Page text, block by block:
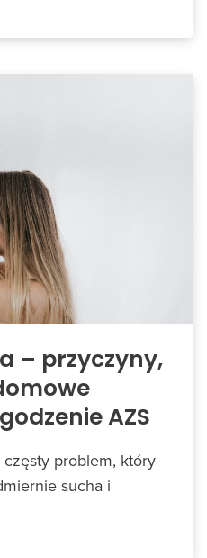
– przyczyny,
AZS
problem, który
sucha i